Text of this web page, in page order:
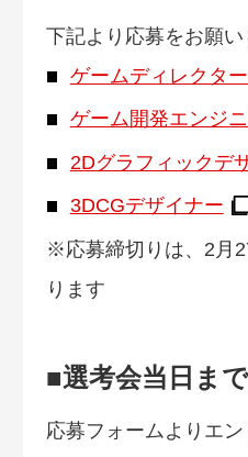
下記より応募をお願い
ゲームディレクタ
ゲーム開発エンジ
2Dグラフィックデ
3DCGデザイナー
※応募締切りは、2月
ります
■選考会当日ま
応募フォームよりエン